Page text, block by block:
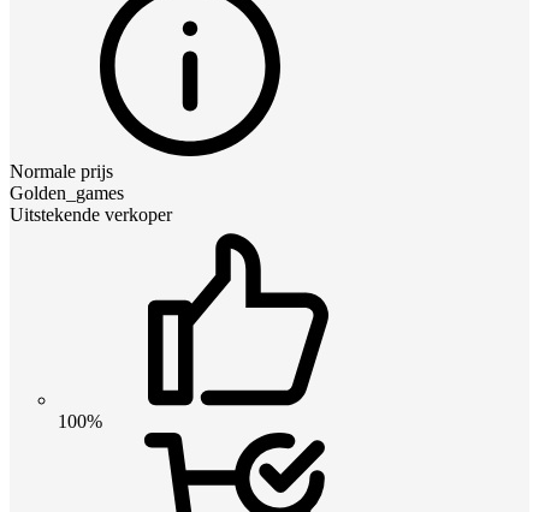
Normale prijs
Golden_games
Uitstekende verkoper
100%